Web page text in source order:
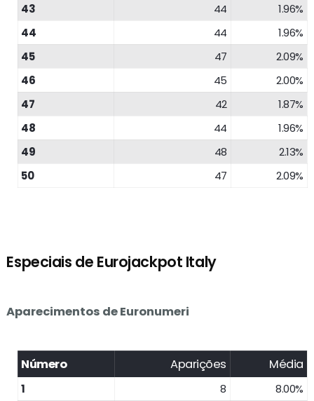
43
44
1.96%
44
44
1.96%
45
47
2.09%
46
45
2.00%
47
42
1.87%
48
44
1.96%
49
48
2.13%
50
47 2.09%
Especiais de Eurojackpot Italy
Aparecimentos de Euronumeri
Número Aparições Média
1 8
8.00%